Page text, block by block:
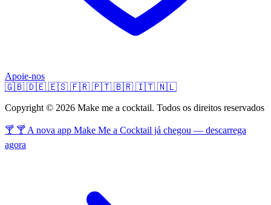
Apoie-nos
🇬🇧 🇩🇪 🇪🇸 🇫🇷 🇵🇹 🇧🇷 🇮🇹 🇳🇱
Copyright © 2026 Make me a cocktail. Todos os direitos reservados
🍸 🍸 A nova app Make Me a Cocktail já chegou — descarrega
agora